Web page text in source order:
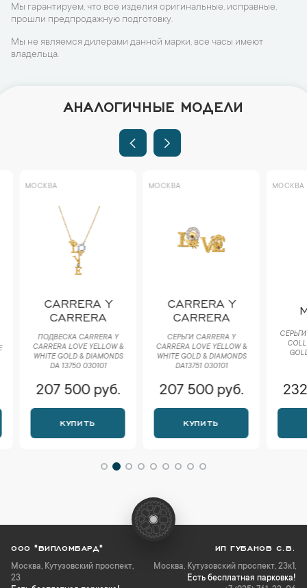
Мы гарантируем, что все изделия оригинальные, исправные,
прошли предпродажную подготовку.
Мы не являемся дилерами данной марки, все часы имеют
владельца.
АНАЛОГИЧНЫЕ МОДЕЛИ
МОСКВА
CARRERA Y
CARRERA
ПОДВЕСКА CARRERA Y
CARRERA LOVE YELLOW &
WHITE GOLD & DIAMONDS
DA 13750 030101
207 500 руб.
КУПИТЬ
МОСКВА
CARRERA Y
CARRERA
СЕРЬГИ CARRERA Y
CARRERA LOVE YELLOW &
WHITE GOLD & DIAMONDS
DA13751 030101
207 500 руб.
КУПИТЬ
МОСКВА
СЕРЬГИ
GOLD
232
ООО "ВИПЛОМБАРД"
Москва, Кутузовский проспект,
23
ИП ГУБАНОВ С.В.
Москва, Кутузовский проспект, 23к1,
Есть бесплатная парковка!